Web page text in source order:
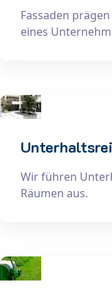
Fassaden
eines
Wir führen
Räumen aus.